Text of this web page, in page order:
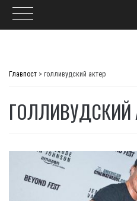
Главпост > голливудский актер
ГОЛЛИВУДСКИЙ